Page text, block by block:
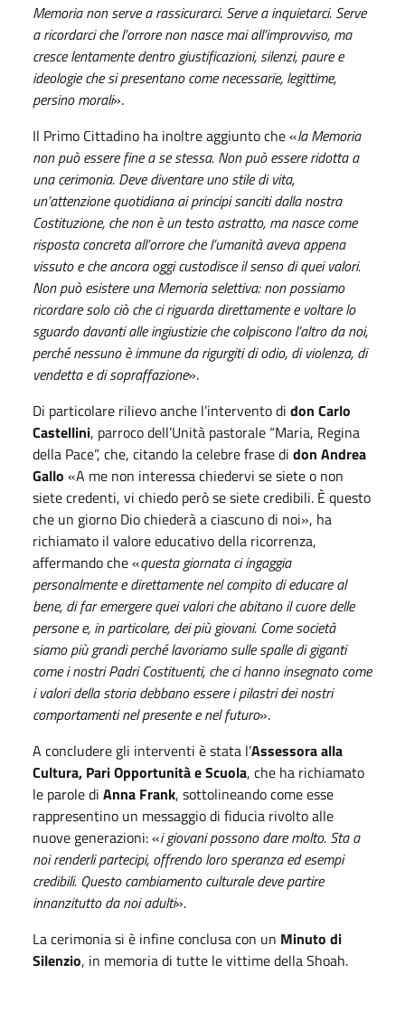
Memoria non serve a rassicurarci. Serve a inquietarci. Serve
a ricordarci che l’orrore non nasce mai all’improvviso, ma
cresce lentamente dentro giustificazioni, silenzi, paure e
ideologie che si presentano come necessarie, legittime,
persino morali».
Il Primo Cittadino ha inoltre aggiunto che «la Memoria
non può essere fine a se stessa. Non può essere ridotta a
una cerimonia. Deve diventare uno stile di vita,
un’attenzione quotidiana ai principi sanciti dalla nostra
Costituzione, che non è un testo astratto, ma nasce come
risposta concreta all’orrore che l’umanità aveva appena
vissuto e che ancora oggi custodisce il senso di quei valori.
Non può esistere una Memoria selettiva: non possiamo
ricordare solo ciò che ci riguarda direttamente e voltare lo
sguardo davanti alle ingiustizie che colpiscono l’altro da noi,
perché nessuno è immune da rigurgiti di odio, di violenza, di
vendetta e di sopraffazione».
Di particolare rilievo anche l’intervento di don Carlo
Castellini, parroco dell’Unità pastorale “Maria, Regina
della Pace”, che, citando la celebre frase di don Andrea
Gallo «A me non interessa chiedervi se siete o non
siete credenti, vi chiedo però se siete credibili. È questo
che un giorno Dio chiederà a ciascuno di noi», ha
richiamato il valore educativo della ricorrenza,
affermando che «questa giornata ci ingaggia
personalmente e direttamente nel compito di educare al
bene, di far emergere quei valori che abitano il cuore delle
persone e, in particolare, dei più giovani. Come società
siamo più grandi perché lavoriamo sulle spalle di giganti
come i nostri Padri Costituenti, che ci hanno insegnato come
i valori della storia debbano essere i pilastri dei nostri
comportamenti nel presente e nel futuro».
A concludere gli interventi è stata l’Assessora alla
Cultura, Pari Opportunità e Scuola, che ha richiamato
le parole di Anna Frank, sottolineando come esse
rappresentino un messaggio di fiducia rivolto alle
nuove generazioni: «i giovani possono dare molto. Sta a
noi renderli partecipi, offrendo loro speranza ed esempi
credibili. Questo cambiamento culturale deve partire
innanzitutto da noi adulti».
La cerimonia si è infine conclusa con un Minuto di
Silenzio, in memoria di tutte le vittime della Shoah.